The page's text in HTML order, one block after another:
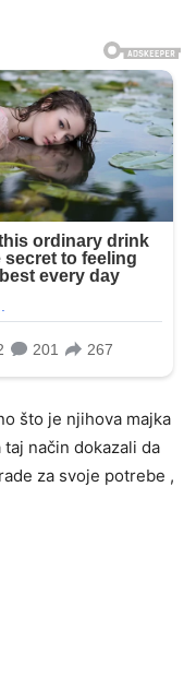
što je njihova majka
način dokazali da
za svoje potrebe ,